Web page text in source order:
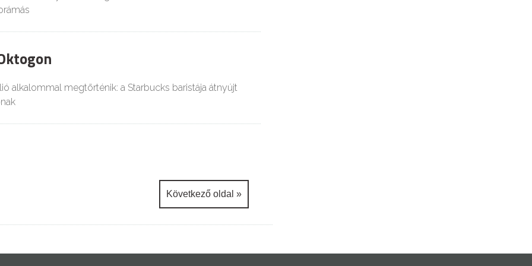
alkalommal megtörténik: a Starbucks baristája átnyújt
Következő oldal »